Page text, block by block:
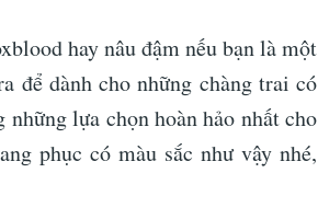
hay nâu đậm nếu bạn là một
để dành cho những chàng trai có
lựa chọn hoàn hảo nhất cho
phục có màu sắc như vậy nhé,